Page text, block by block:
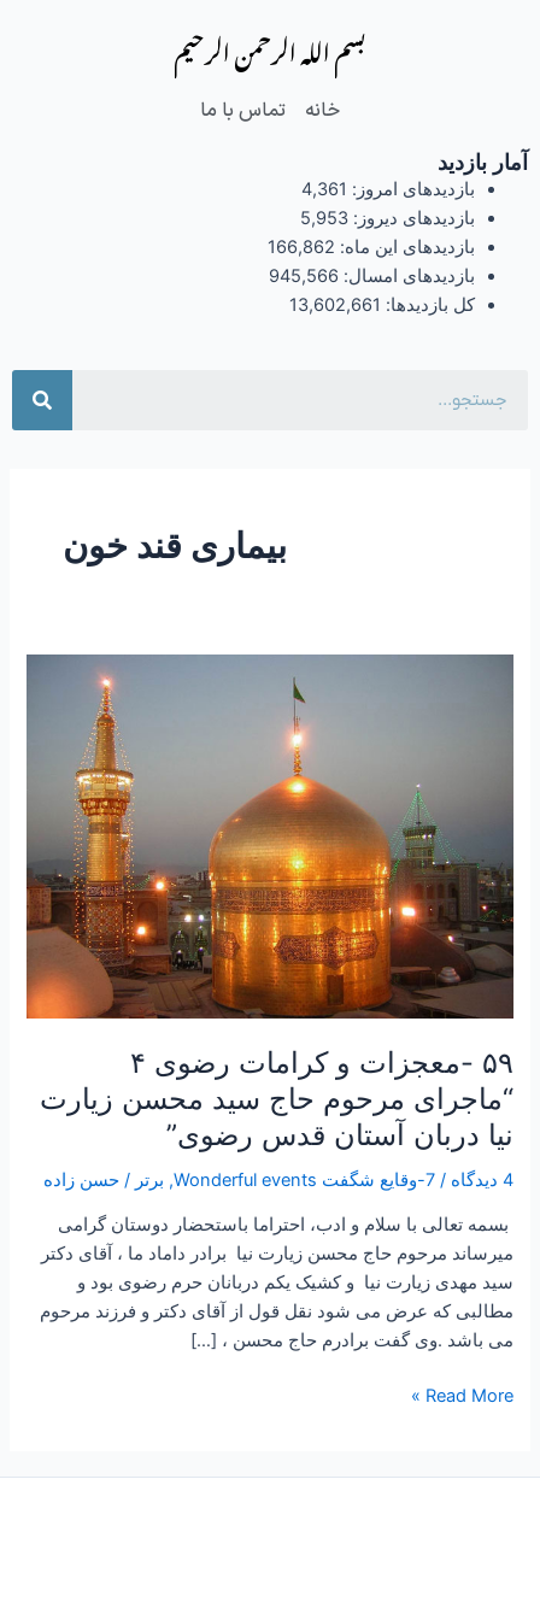
بسم الله الرحمن الرحیم
خانه تماس با ما
آمار بازدید
بازدیدهای امروز: 4,361
بازدیدهای دیروز: 5,953
بازدیدهای این ماه: 166,862
بازدیدهای امسال: 945,566
کل بازدیدها: 13,602,661
بیماری قند خون
۵۹ -معجزات و کرامات رضوی ۴
“ماجرای مرحوم حاج سید محسن زیارت
نیا دربان آستان قدس رضوی”
4 دیدگاه /7-وقایع شگفت Wonderful events , برتر /حسن زاده
بسمه تعالی با سلام و ادب، احتراما باستحضار دوستان گرامی
میرساند مرحوم حاج محسن زیارت نیا برادر داماد ما ، آقای دکتر
سید مهدی زیارت نیا و کشیک یکم دربانان حرم رضوی بود و
مطالبی که عرض می شود نقل قول از آقای دکتر و فرزند مرحوم
می باشد .وی گفت برادرم حاج محسن ، […]
مرحوم
حاج
سید
محسن
زیارت
نیا
آستان
قدس
رضوی”
Read More »